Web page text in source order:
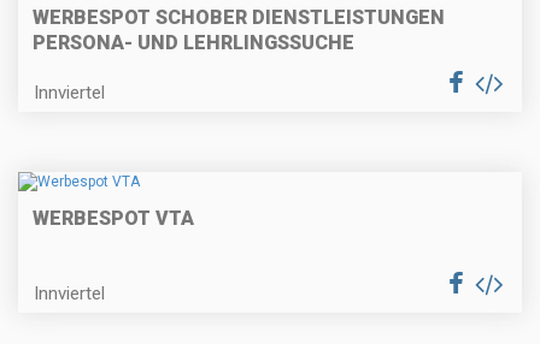
WERBESPOT SCHOBER DIENSTLEISTUNGEN
PERSONA- UND LEHRLINGSSUCHE
Innviertel
WERBESPOT VTA
Innviertel